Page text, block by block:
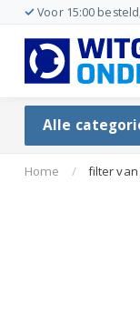
Voor 15:00
Alle
Home / filter